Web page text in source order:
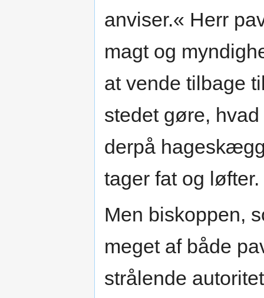
anviser.« Herr
magt og
at vende tilbage
stedet gøre,
derpå
tager fat og løfter.
Men biskoppen,
meget af både
strålende